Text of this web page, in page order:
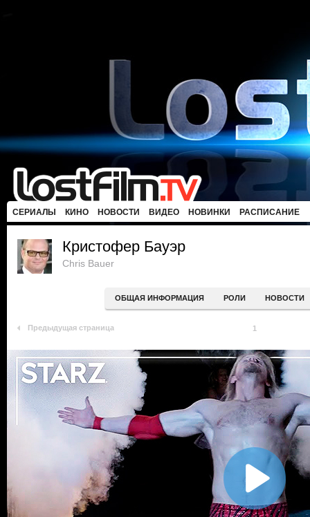
СЕРИАЛЫ КИНО НОВОСТИ ВИДЕО НОВИНКИ РАСПИСАНИЕ
Кристофер Бауэр
Chris Bauer
ОБЩАЯ ИНФОРМАЦИЯ РОЛИ НОВОСТИ
Предыдущая страница 1